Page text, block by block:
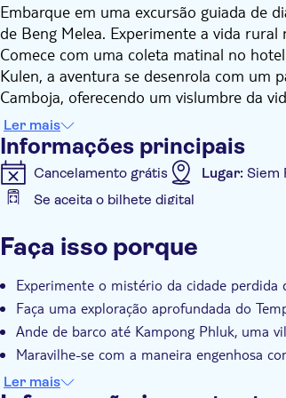
Embarque em uma excursão guiada de
de Beng Melea. Experimente a vida
Comece com uma coleta matinal no
Kulen, a aventura se desenrola com um
Camboja, oferecendo um vislumbre da
testemunhar o tradicional bolo de palma.
Em seguida, suba até o topo da colina
parque, incluindo cachoeiras magníficas,
tarde, pare para almoçar em um
explorar Beng Melea, uma misteriosa
dia a dia das famílias dependentes da
diversas espécies, incluindo macacos
mosteiro budista em uma ilha artificial,
naturais do Camboja.
Ler mais
Informações principais
Cancelamento grátis Lugar: Siem
Se aceita o bilhete digital
Confirmação instantânea
Faça isso porque
Experimente o mistério da cidade
Faça uma exploração aprofundada do
Ande de barco até Kampong Phluk, uma
Maravilhe-se com a maneira engenhosa
monções
Ler mais